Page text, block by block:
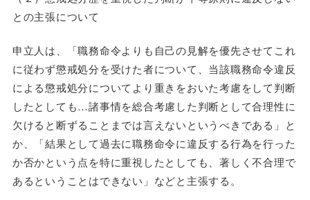
との主張について
申立人は、「職務命令よりも自己の見解を優先させてこれ
に従わず懲戒処分を受けた者について、当該職務命令違反
による懲戒処分についてより重きをおいた考慮をして判断
したとしても…諸事情を総合考慮した判断として合理性に
欠けると断ずることまでは言えないというべきである」と
か、「結果として過去に職務命令に違反する行為を行った
か否かという点を特に重視したとしても、著しく不合理で
あるということはできない」などと主張する。